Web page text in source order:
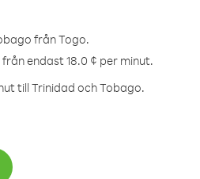
från Togo.
endast 18.0 ¢ per minut.
till Trinidad och Tobago.